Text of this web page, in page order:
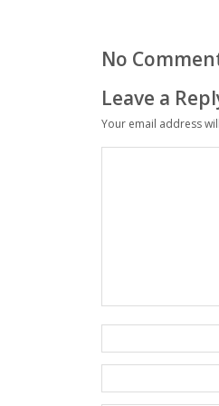
No
Leave a
Your email address